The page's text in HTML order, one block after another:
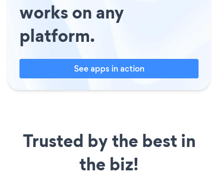
works on any
platform.
See apps in action
Trusted by the best in
the biz!